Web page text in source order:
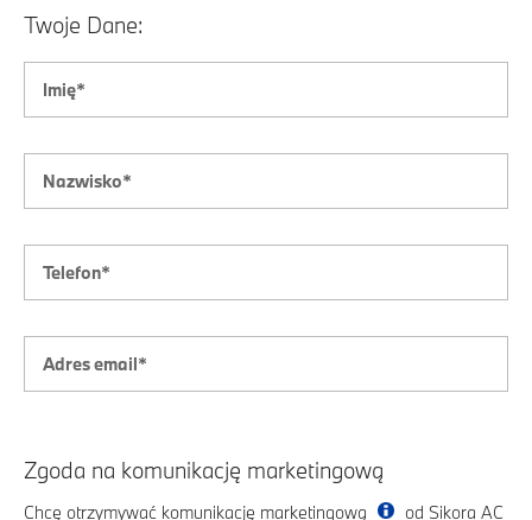
Twoje Dane:
Zgoda na komunikację marketingową
Chcę otrzymywać komunikację marketingową
od Sikora AC